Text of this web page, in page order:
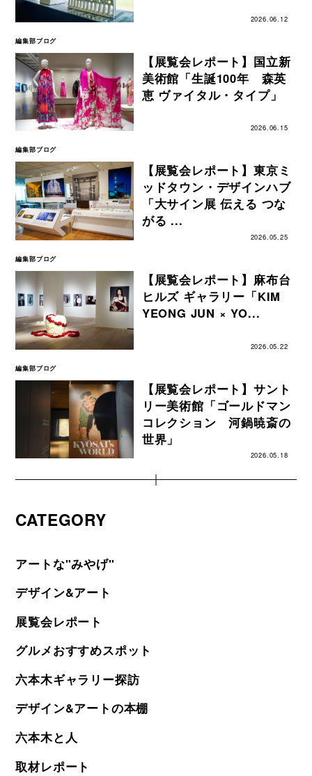
2026.06.12
編集部ブログ
【展覧会レポート】国立新
美術館「生誕100年 森英
恵 ヴァイタル・タイプ」
2026.06.15
編集部ブログ
【展覧会レポート】東京ミ
ッドタウン・デザインハブ
「大サイン展 伝える つな
がる ...
2026.05.25
編集部ブログ
【展覧会レポート】麻布台
ヒルズ ギャラリー「KIM
YEONG JUN × YO...
2026.05.22
編集部ブログ
【展覧会レポート】サント
リー美術館「ゴールドマン
コレクション 河鍋暁斎の
世界」
2026.05.18
CATEGORY
アートな"みやげ"
デザイン&アート
展覧会レポート
グルメおすすめスポット
六本木ギャラリー探訪
デザイン&アートの本棚
六本木と人
取材レポート